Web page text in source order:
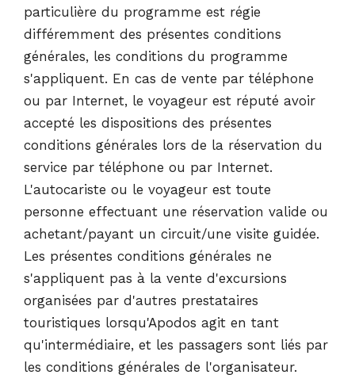
particulière du programme est régie
différemment des présentes conditions
générales, les conditions du programme
s'appliquent. En cas de vente par téléphone
ou par Internet, le voyageur est réputé avoir
accepté les dispositions des présentes
conditions générales lors de la réservation du
service par téléphone ou par Internet.
L'autocariste ou le voyageur est toute
personne effectuant une réservation valide ou
achetant/payant un circuit/une visite guidée.
Les présentes conditions générales ne
s'appliquent pas à la vente d'excursions
organisées par d'autres prestataires
touristiques lorsqu'Apodos agit en tant
qu'intermédiaire, et les passagers sont liés par
les conditions générales de l'organisateur.